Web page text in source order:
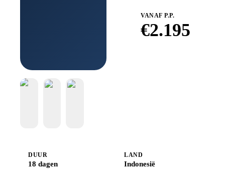
VANAF P.P.
€2.195
DUUR
18 dagen
LAND
Indonesië